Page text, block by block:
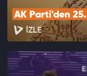
AK Parti'den
İZLE